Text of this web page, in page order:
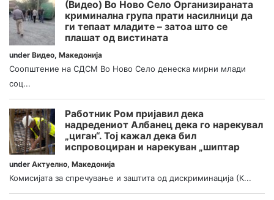
(Видео) Во Ново Село Организираната
криминална група прати насилници да
ги тепаат младите – затоа што се
плашат од вистината
under Видео, Македонија
Соопштение на СДСМ Во Ново Село денеска мирни млади
соц...
Работник Ром пријавил дека
надредениот Албанец дека го нарекувал
„циган“. Тој кажал дека бил
испровоциран и нарекуван „шиптар
under Актуелно, Македонија
Комисијата за спречување и заштита од дискриминација (К...